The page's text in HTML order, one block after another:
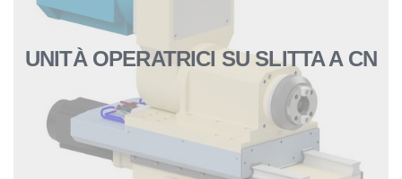
UNITÀ OPERATRICI SU SLITTA A CN